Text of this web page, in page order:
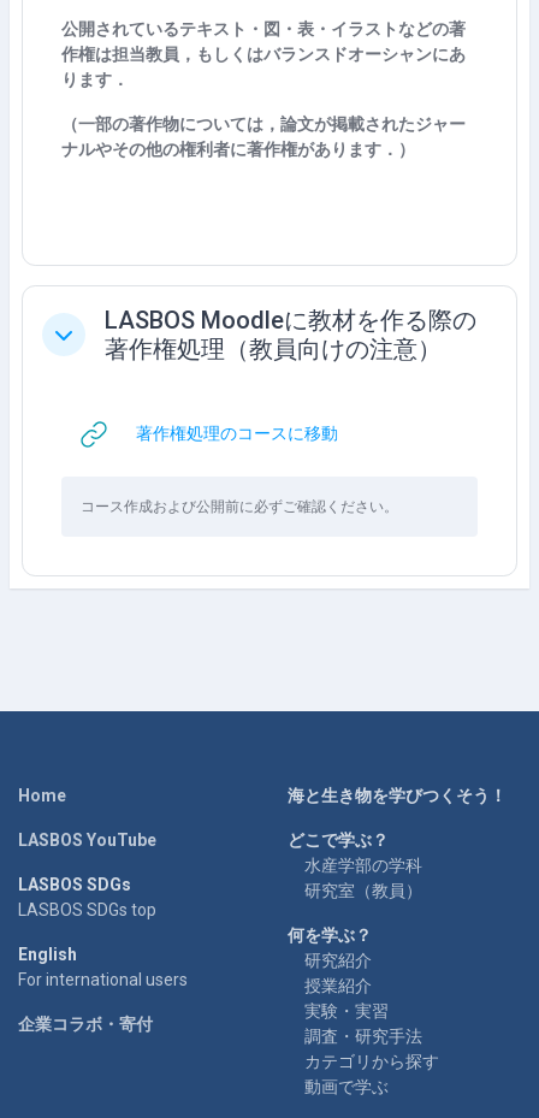
公開されているテキスト・図・表・イラストなどの著
作権は担当教員，もしくはバランスドオーシャンにあ
ります．
（一部の著作物については，論文が掲載されたジャー
ナルやその他の権利者に著作権があります．）
折りたたむ
LASBOS Moodleに教材を作る際の
著作権処理（教員向けの注意）
著作権処理のコースに移動
コース作成および公開前に必ずご確認ください。
Home
LASBOS YouTube
LASBOS SDGs
LASBOS SDGs top
English
For international users
企業コラボ・寄付
海と生き物を学びつくそう！
どこで学ぶ？
水産学部の学科
研究室（教員）
何を学ぶ？
研究紹介
授業紹介
実験・実習
調査・研究手法
カテゴリから探す
動画で学ぶ